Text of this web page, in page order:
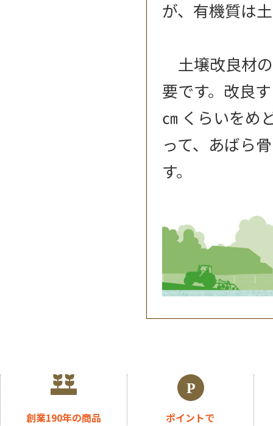
が、有機質は
土壌改良材
要です。改良
㎝ くらいをめ
って、あばら
す。
創業190年の商品
ポイントで